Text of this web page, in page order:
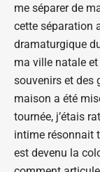
me séparer de
cette séparation
dramaturgique
ma ville natale
souvenirs et des
maison a été
tournée, j’étais
intime résonnait
est devenu la